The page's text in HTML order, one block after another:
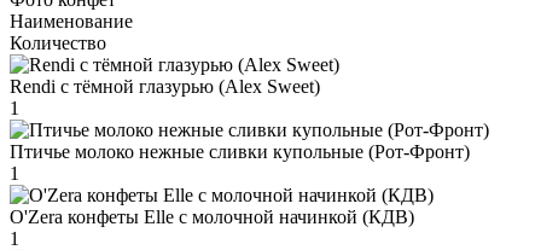
Наименование
Количество
Rendi с тёмной глазурью (Alex Sweet)
1
Птичье молоко нежные сливки купольные (Рот-Фронт)
1
O'Zera конфеты Elle с молочной начинкой (КДВ)
1